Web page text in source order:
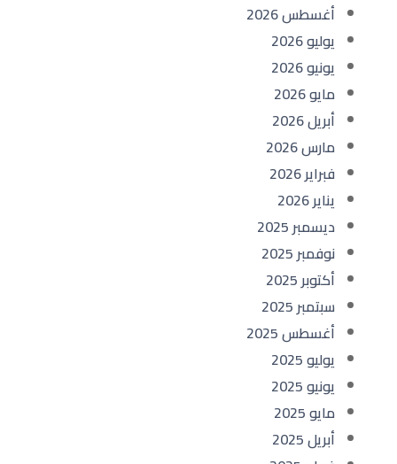
أغسطس 2026
يوليو 2026
يونيو 2026
مايو 2026
أبريل 2026
مارس 2026
فبراير 2026
يناير 2026
ديسمبر 2025
نوفمبر 2025
أكتوبر 2025
سبتمبر 2025
أغسطس 2025
يوليو 2025
يونيو 2025
مايو 2025
أبريل 2025